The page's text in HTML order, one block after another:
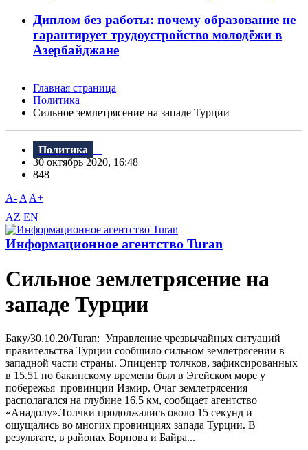
Диплом без работы: почему образование не
гарантирует трудоустройство молодёжи в
Азербайджане
Главная страница
Политика
Сильное землетрясение на западе Турции
Политика
30 октябрь 2020, 16:48
848
A- A A+
AZ EN
Информационное агентство Turan
Сильное землетрясение на
западе Турции
Баку/30.10.20/Turan: Управление чрезвычайных ситуаций
правительства Турции сообщило сильном землетрясении в
западной части страны. Эпицентр толчков, зафиксированных
в 15.51 по бакинскому времени был в Эгейском море у
побережья провинции Измир. Очаг землетрясения
располагался на глубине 16,5 км, сообщает агентство
«Анадолу».Толчки продолжались около 15 секунд и
ощущались во многих провинциях запада Турции. В
результате, в районах Борнова и Байра...